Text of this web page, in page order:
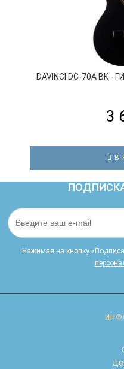
DAVINCI DC-70A BK
3
В
Нажимая на кнопку